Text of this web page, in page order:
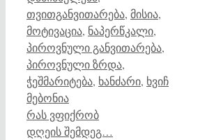
თვითგანვითარება, მისია,
მოტივაცია, ნაპერწკალი,
პიროვნული განვითარება,
პიროვნული ზრდა,
ჭეშმარიტება, ხანძარი, ხვიჩ
მებონია
რას ვფიქრობ
დღეის შემდეგ…